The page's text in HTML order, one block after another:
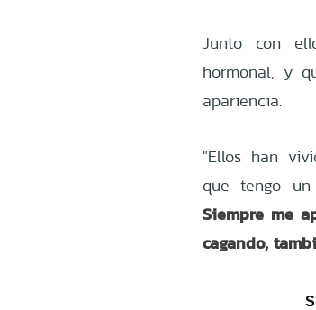
Junto con
hormonal, y
apariencia.
"Ellos han
que tengo un
Siempre me
cagando,